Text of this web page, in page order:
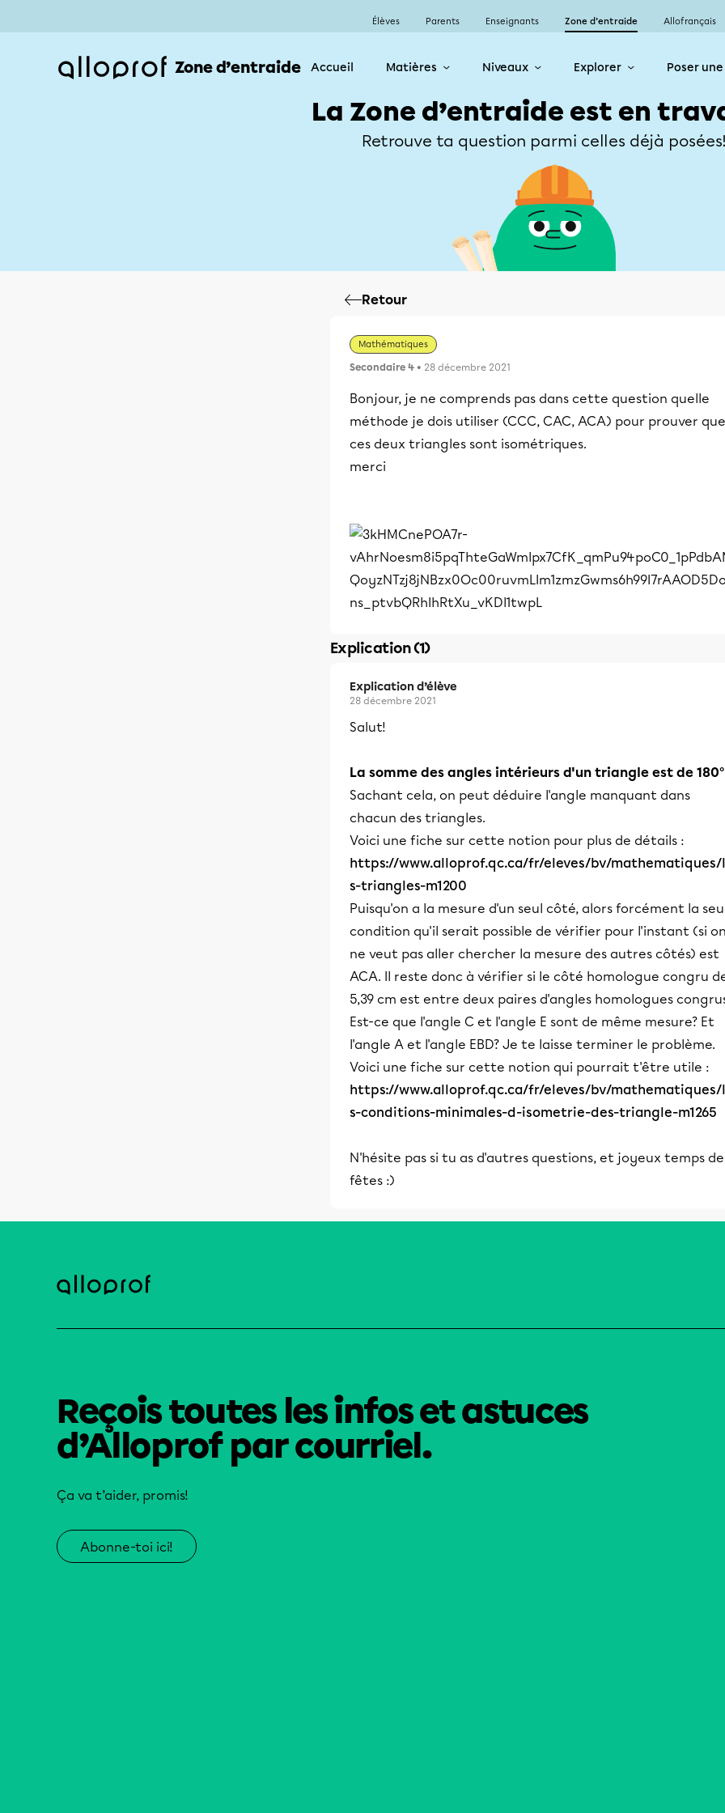
Élèves Parents Enseignants Zone d’entraide Allofrançais
Zone d’entraide Accueil Matières Niveaux Explorer Poser
La Zone d’entraide est en
Retrouve ta question parmi celles déjà
Retour
Mathématiques
Secondaire 4 • 28 décembre 2021
Bonjour, je ne comprends pas dans cette question quelle
méthode je dois utiliser (CCC, CAC, ACA) pour prouver que
ces deux triangles sont isométriques.
merci
Explication (1)
Explication d’élève
28 décembre 2021
Salut!
La somme des angles intérieurs d'un triangle est de 180°
Sachant cela, on peut déduire l'angle manquant dans
chacun des triangles.
Voici une fiche sur cette notion pour plus de détails :
https://www.alloprof.qc.ca/fr/eleves/bv/mathematiques/
s-triangles-m1200
Puisqu'on a la mesure d'un seul côté, alors forcément la
condition qu'il serait possible de vérifier pour l'instant (si
ne veut pas aller chercher la mesure des autres côtés) est
ACA. Il reste donc à vérifier si le côté homologue congru
5,39 cm est entre deux paires d'angles homologues
Est-ce que l'angle C et l'angle E sont de même mesure? Et
l'angle A et l'angle EBD? Je te laisse terminer le problème.
Voici une fiche sur cette notion qui pourrait t'être utile :
https://www.alloprof.qc.ca/fr/eleves/bv/mathematiques/
s-conditions-minimales-d-isometrie-des-triangle-m1265
N'hésite pas si tu as d'autres questions, et joyeux temps
fêtes :)
Reçois toutes les infos et astuces
d’Alloprof par courriel.
Ça va t’aider, promis!
Abonne-toi ici!